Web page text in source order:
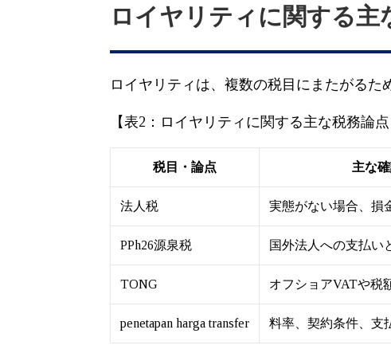
ロイヤリティに関する主
ロイヤリティは、複数の税目にまたがる
【表2：ロイヤリティに関する主な税務論点
税目・論点 主な
法人税 実態がない場合、損
PPh26源泉税 国外法人への支払い
TONG オフショアVATや税
penetapan harga transfer 料率、契約条件、支